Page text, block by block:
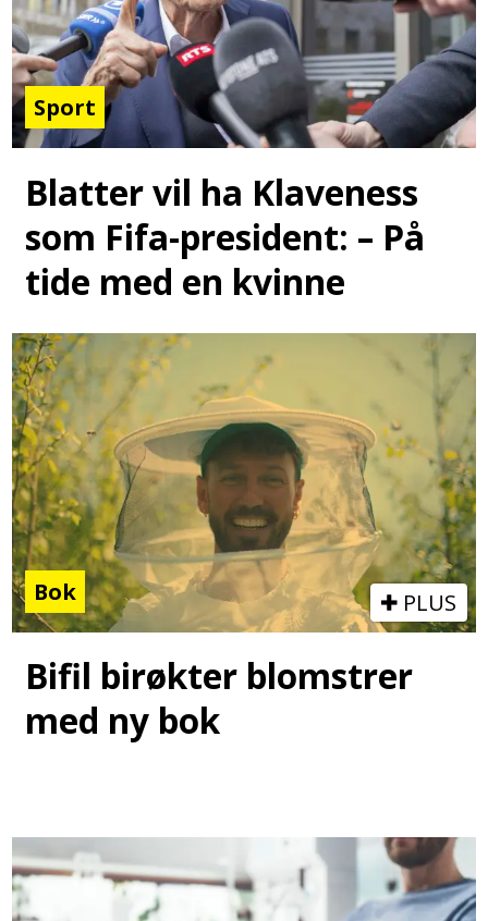
Sport
Blatter vil ha Klaveness
som Fifa-president: – På
tide med en kvinne
Bok PLUS
Bifil birøkter blomstrer
med ny bok